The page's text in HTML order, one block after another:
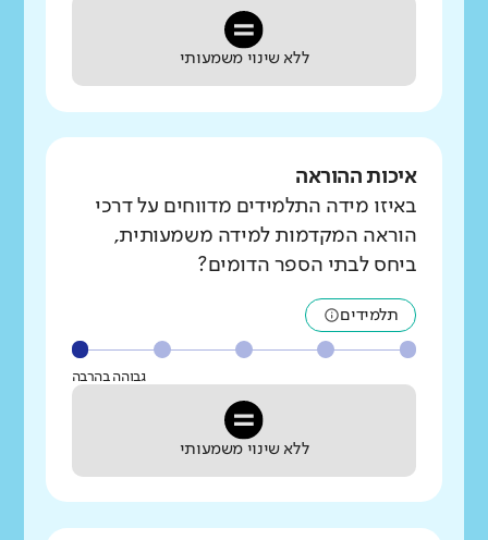
ללא שינוי משמעותי
איכות ההוראה
באיזו מידה התלמידים מדווחים על דרכי
הוראה המקדמות למידה משמעותית,
ביחס לבתי הספר הדומים?
תלמידים
גבוהה בהרבה
ללא שינוי משמעותי